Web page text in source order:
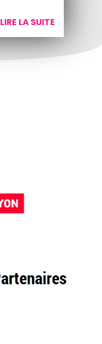
LIRE LA SUITE